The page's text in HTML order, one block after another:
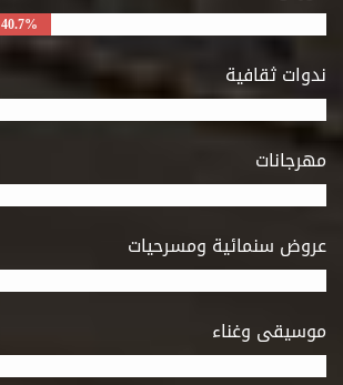
40.7%
ندوات ثقافية
مهرجانات
عروض سنمائية ومسرحيات
موسيقى وغناء